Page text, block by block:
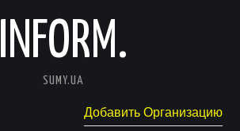
INFORM.
SUMY.UA
Добавить Организацию